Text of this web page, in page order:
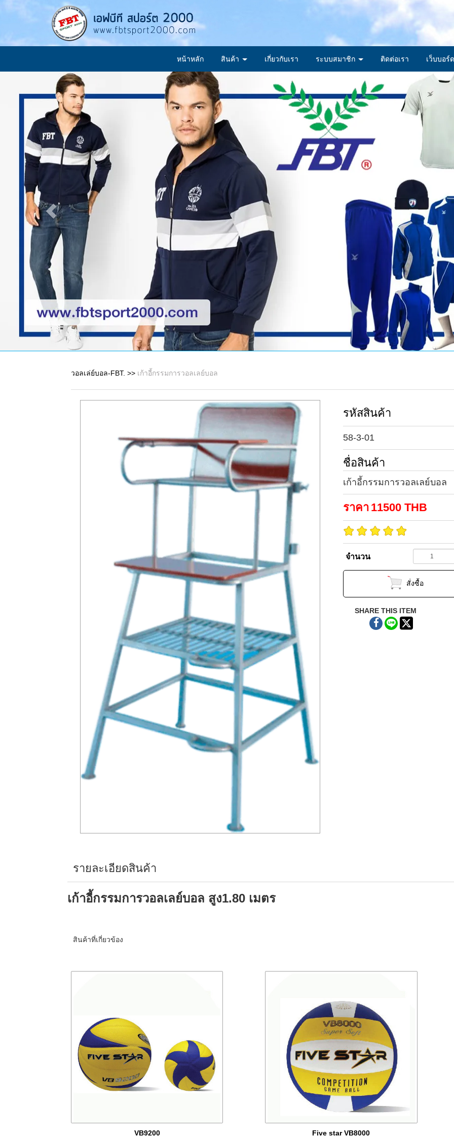
หน้าหลัก สินค้า เกี่ยวกับเรา ระบบสมาชิก ติดต่อเรา เว็บบอร์ด
วอลเล่ย์บอล-FBT. >> เก้าอี้กรรมการวอลเลย์บอล
รหัสสินค้า
58-3-01
ชื่อสินค้า
เก้าอี้กรรมการวอลเลย์บอล
ราคา 11500 THB
จำนวน
สั่งซื้อ
SHARE THIS ITEM
รายละเอียดสินค้า
เก้าอี้กรรมการวอลเลย์บอล สูง1.80 เมตร
สินค้าที่เกี่ยวข้อง
VB9200 Five star VB8000